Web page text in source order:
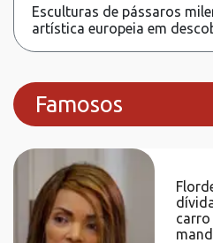
Esculturas de pássaros
artística europeia em
Famosos